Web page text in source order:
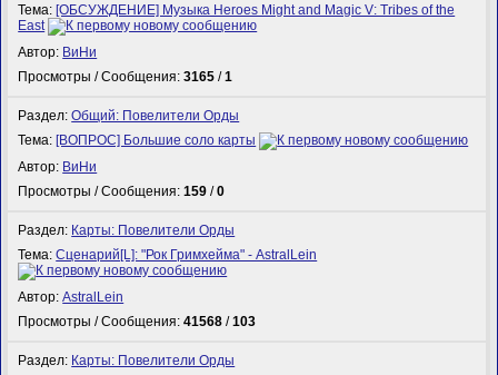
Тема: [ОБСУЖДЕНИЕ] Музыка Heroes Might and Magic V: Tribes of the
East
Автор: ВиНи
Просмотры / Сообщения:3165 /1
Раздел:Общий: Повелители Орды
Тема: [ВОПРОС] Большие соло карты
Автор: ВиНи
Просмотры / Сообщения:159 /0
Раздел: Карты: Повелители Орды
Тема:Сценарий[L]: "Рок Гримхейма" - AstralLein
Автор:AstralLein
Просмотры / Сообщения:41568 /103
Раздел: Карты: Повелители Орды